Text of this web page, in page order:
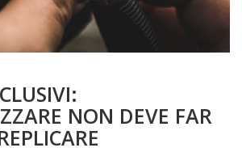
NON DEVE FAR